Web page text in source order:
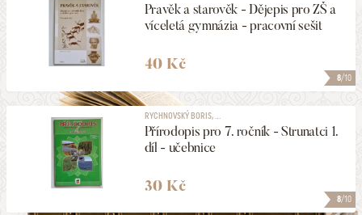
8/10
Pravěk a starověk - Dějepis pro ZŠ a
víceletá gymnázia - pracovní sešit
40 Kč
8/10
RYCHNOVSKÝ BORIS, ...
Přírodopis pro 7. ročník - Strunatci 1.
díl - učebnice
30 Kč